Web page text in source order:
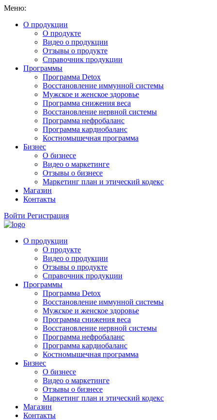
Меню:
О продукции
О продукте
Видео о продукции
Отзывы о продукте
Справочник продукции
Программы
Программа Detox
Восстановление иммунной системы
Мужское и женское здоровье
Программа снижения веса
Восстановление нервной системы
Программа нефробаланс
Программа кардиобаланс
Костномышечная программа
Бизнес
О бизнесе
Видео о маркетинге
Отзывы о бизнесе
Маркетинг план и этический кодекс
Магазин
Контакты
Войти Регистрация
О продукции
О продукте
Видео о продукции
Отзывы о продукте
Справочник продукции
Программы
Программа Detox
Восстановление иммунной системы
Мужское и женское здоровье
Программа снижения веса
Восстановление нервной системы
Программа нефробаланс
Программа кардиобаланс
Костномышечная программа
Бизнес
О бизнесе
Видео о маркетинге
Отзывы о бизнесе
Маркетинг план и этический кодекс
Магазин
Контакты